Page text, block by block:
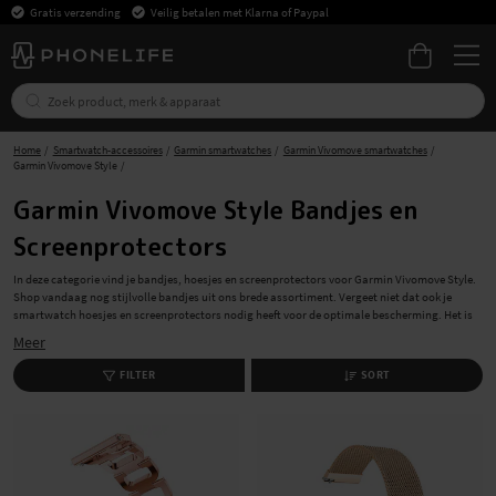
Gratis verzending Veilig betalen met Klarna of Paypal
Home Smartwatch-accessoires Garmin smartwatches
Garmin Vivomove smartwatches
Garmin Vivomove Style
Garmin Vivomove Style Bandjes en
Screenprotectors
In deze categorie vind je bandjes, hoesjes en screenprotectors voor Garmin Vivomove Style.
Shop vandaag nog stijlvolle bandjes uit ons brede assortiment. Vergeet niet dat ook je
smartwatch hoesjes en screenprotectors nodig heeft voor de optimale bescherming. Het is
verzendkosten.
Personaliseer je Garmin Vivomove Style met onze
stijlvolle smartwatchbandjes.
siliconen sportbandjes tot elegante lederen bandjes voor op kantoor, wij hebben voor ieder
Meer
FILTER SORT